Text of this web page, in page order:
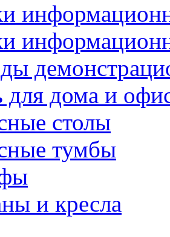
для дома и
столы
тумбы
и кресла